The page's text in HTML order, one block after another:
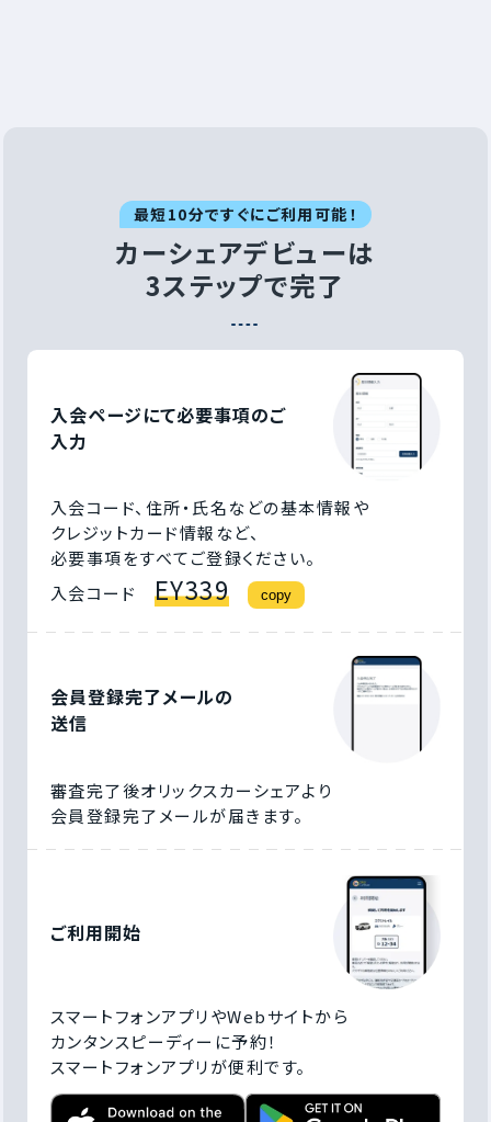
最短10分ですぐにご利用可能！
カーシェアデビューは
3ステップで完了
入会ページにて必要事項のご
入力
入会コード、住所・氏名などの基本情報や
クレジットカード情報など、
必要事項をすべてご登録ください。
入会コード EY339 copy
会員登録完了メールの
送信
審査完了後オリックスカーシェアより
会員登録完了メールが届きます。
ご利用開始
スマートフォンアプリやWebサイトから
カンタンスピーディーに予約！
スマートフォンアプリが便利です。